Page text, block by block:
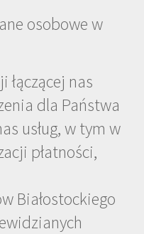
osobowe w
łączącej nas
dla Państwa
usług, w tym w
płatności,
Białostockiego